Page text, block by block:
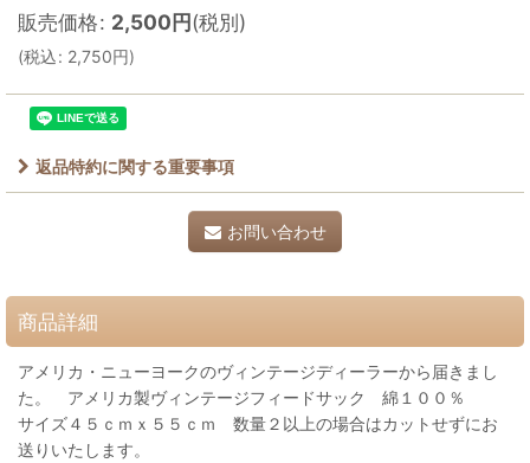
販売価格: 2,500円(税別)
(税込: 2,750円)
返品特約に関する重要事項
お問い合わせ
商品詳細
アメリカ・ニューヨークのヴィンテージディーラーから届きまし
た。 アメリカ製ヴィンテージフィードサック 綿１００％
サイズ４５ｃｍｘ５５ｃｍ 数量２以上の場合はカットせずにお
送りいたします。